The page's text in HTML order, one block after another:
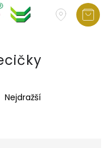
Nejdražší